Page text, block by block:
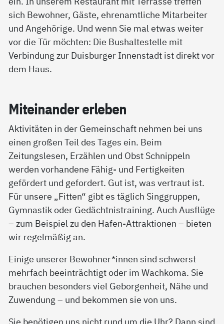
sich Bewohner, Gäste, ehrenamtliche Mitarbeiter
und Angehörige. Und wenn Sie mal etwas weiter
vor die Tür möchten: Die Bushaltestelle mit
Verbindung zur Duisburger Innenstadt ist direkt vor
dem Haus.
Mit­ein­an­der er­le­ben
Aktivitäten in der Gemeinschaft nehmen bei uns
einen großen Teil des Tages ein. Beim
Zeitungslesen, Erzählen und Obst Schnippeln
werden vorhandene Fähig- und Fertigkeiten
gefördert und gefordert. Gut ist, was vertraut ist.
Für unsere „Fitten“ gibt es täglich Singgruppen,
Gymnastik oder Gedächtnistraining. Auch Ausflüge
– zum Beispiel zu den Hafen-Attraktionen – bieten
wir regelmäßig an.
Einige unserer Bewohner*innen sind schwerst
mehrfach beeinträchtigt oder im Wachkoma. Sie
brauchen besonders viel Geborgenheit, Nähe und
Zuwendung – und bekommen sie von uns.